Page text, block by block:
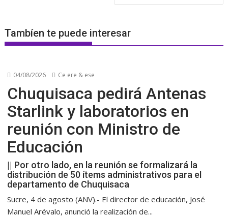
Tambíen te puede interesar
04/08/2026 Ce ere & ese
Chuquisaca pedirá Antenas
Starlink y laboratorios en
reunión con Ministro de
Educación
|| Por otro lado, en la reunión se formalizará la
distribución de 50 ítems administrativos para el
departamento de Chuquisaca
Sucre, 4 de agosto (ANV).- El director de educación, José
Manuel Arévalo, anunció la realización de...